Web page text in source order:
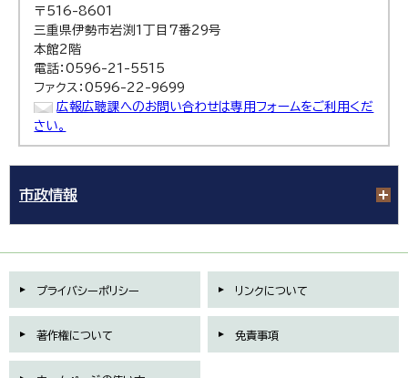
〒516-8601
三重県伊勢市岩渕1丁目7番29号
本館2階
電話：0596-21-5515
ファクス：0596-22-9699
広報広聴課へのお問い合わせは専用フォームをご利用くだ
さい。
市政情報
プライバシーポリシー リンクについて
著作権について 免責事項